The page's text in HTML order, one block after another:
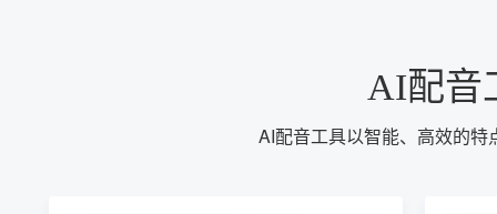
AI配音
AI配音工具以智能、高效的